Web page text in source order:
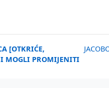
[OTKRIĆE,
MOGLI PROMIJENITI